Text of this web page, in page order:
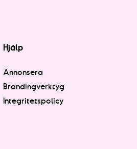
Hjälp
Annonsera
Brandingverktyg
Integritetspolicy